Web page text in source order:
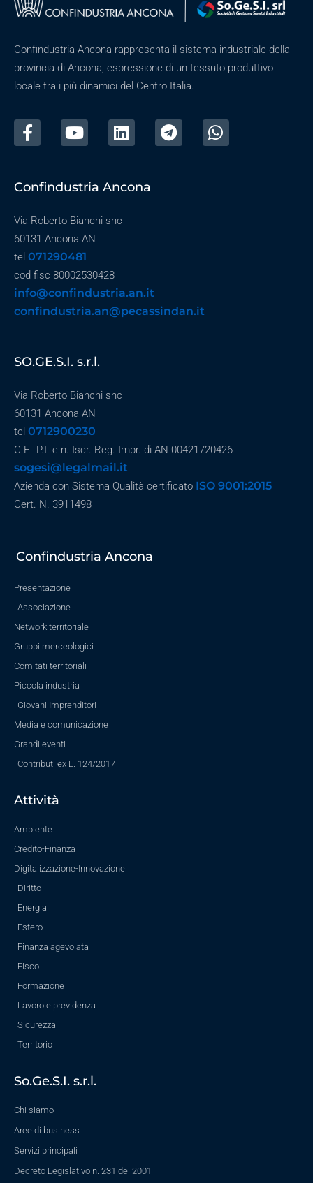
Confindustria Ancona rappresenta il sistema industriale della
provincia di Ancona, espressione di un tessuto produttivo
locale tra i più dinamici del Centro Italia.
Confindustria Ancona
Via Roberto Bianchi snc
60131 Ancona AN
tel 071290481
cod fisc 80002530428
info@confindustria.an.it
confindustria.an@pecassindan.it
SO.GE.S.I. s.r.l.
Via Roberto Bianchi snc
60131 Ancona AN
tel 0712900230
C.F.- P.I. e n. Iscr. Reg. Impr. di AN 00421720426
sogesi@legalmail.it
Azienda con Sistema Qualità certificato ISO 9001:2015
Cert. N. 3911498
Confindustria Ancona
Presentazione
Associazione
Network territoriale
Gruppi merceologici
Comitati territoriali
Piccola industria
Giovani Imprenditori
Media e comunicazione
Grandi eventi
Contributi ex L. 124/2017
Attività
Ambiente
Credito-Finanza
Digitalizzazione-Innovazione
Diritto
Energia
Estero
Finanza agevolata
Fisco
Formazione
Lavoro e previdenza
Sicurezza
Territorio
So.Ge.S.I. s.r.l.
Chi siamo
Aree di business
Servizi principali
Decreto Legislativo n. 231 del 2001